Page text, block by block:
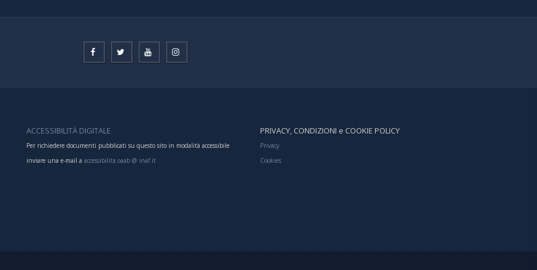
ACCESSIBILITÀ DIGITALE
Per richiedere documenti pubblicati su questo sito in modalità accessibile
inviare una e-mail a accessibilita.oaab @ inaf.it
PRIVACY, CONDIZIONI e COOKIE POLICY
Privacy
Cookies